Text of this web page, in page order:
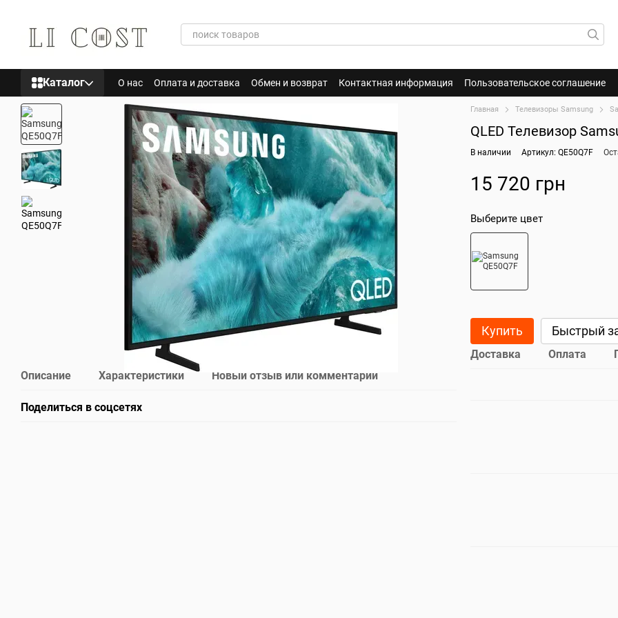
Каталог О нас Оплата и доставка Обмен и возврат Контактная информация Пользовательское соглашение
Описание Характеристики Новый отзыв или комментарий
Поделиться в соцсетях
Главная Телевизоры Samsung
QLED Телевизор
В наличии Артикул: QE50Q7F
15 720 грн
Выберите цвет
Купить Быстрый
Доставка Оплата